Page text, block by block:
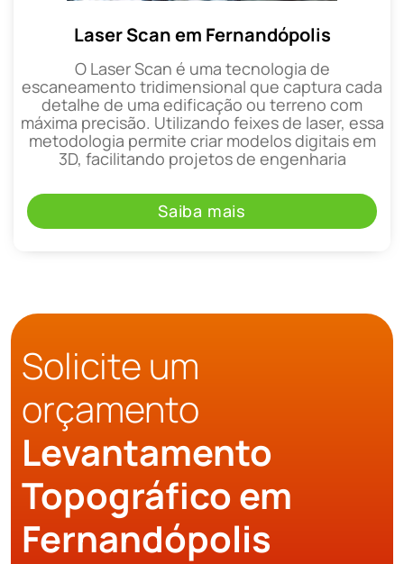
Laser Scan em Fernandópolis
O Laser Scan é uma tecnologia de
escaneamento tridimensional que captura cada
detalhe de uma edificação ou terreno com
máxima precisão. Utilizando feixes de laser, essa
metodologia permite criar modelos digitais em
3D, facilitando projetos de engenharia
Saiba mais
Solicite um
orçamento
Levantamento
Topográfico em
Fernandópolis